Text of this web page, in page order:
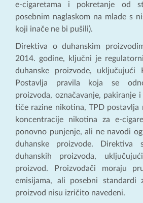
e-cigaretama i pokretanje od
posebnim naglaskom na mlade s
koji inače ne bi pušili).
Direktiva o duhanskim
2014. godine, ključni je
duhanske proizvode, uključujući
Postavlja pravila koja se
proizvoda, označavanje, pakiranje
tiče razine nikotina, TPD postavlja
koncentracije nikotina za e-
ponovno punjenje, ali ne navodi
duhanske proizvode. Direktiva
duhanskih proizvoda,
proizvod. Proizvođači moraju
emisijama, ali posebni standardi
proizvod nisu izričito navedeni.